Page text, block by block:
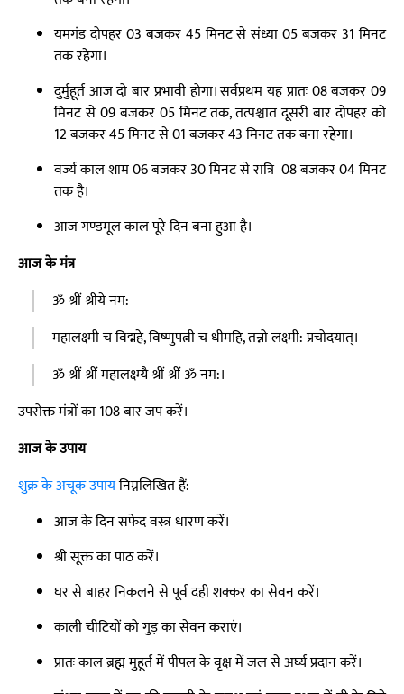
यमगंड दोपहर 03 बजकर 45 मिनट से संध्या 05 बजकर 31 मिनट
तक रहेगा।
दुर्मुहूर्त आज दो बार प्रभावी होगा। सर्वप्रथम यह प्रातः 08 बजकर 09
मिनट से 09 बजकर 05 मिनट तक, तत्पश्चात दूसरी बार दोपहर को
12 बजकर 45 मिनट से 01 बजकर 43 मिनट तक बना रहेगा।
वर्ज्य काल शाम 06 बजकर 30 मिनट से रात्रि 08 बजकर 04 मिनट
तक है।
आज गण्डमूल काल पूरे दिन बना हुआ है।
आज के मंत्र
ॐ श्रीं श्रीये नम:
महालक्ष्मी च विद्महे, विष्णुपत्नी च धीमहि, तन्नो लक्ष्मी: प्रचोदयात्।
ॐ श्रीं श्रीं महालक्ष्म्यै श्रीं श्रीं ॐ नम:।
उपरोक्त मंत्रों का 108 बार जप करें।
आज के उपाय
शुक्र के अचूक उपायनिम्नलिखित हैं:
आज के दिन सफेद वस्त्र धारण करें।
श्री सूक्त का पाठ करें।
घर से बाहर निकलने से पूर्व दही शक्कर का सेवन करें।
काली चीटियों को गुड़ का सेवन कराएं।
प्रातः काल ब्रह्म मुहूर्त में पीपल के वृक्ष में जल से अर्घ्य प्रदान करें।